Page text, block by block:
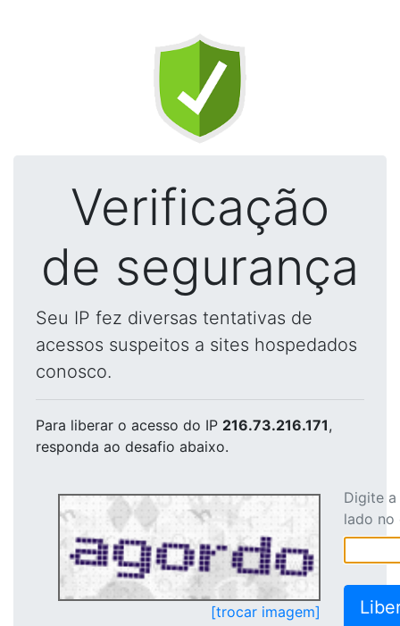
Verificação
de segurança
Seu IP fez diversas tentativas de
acessos suspeitos a sites hospedados
conosco.
Para liberar o acesso do IP 216.73.216.171,
responda ao desafio abaixo.
[trocar imagem]
Digite
lado no